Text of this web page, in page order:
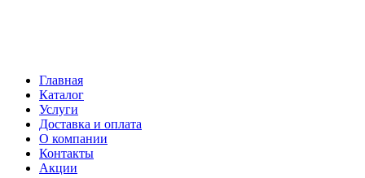
Главная
Каталог
Услуги
Доставка и оплата
О компании
Контакты
Акции